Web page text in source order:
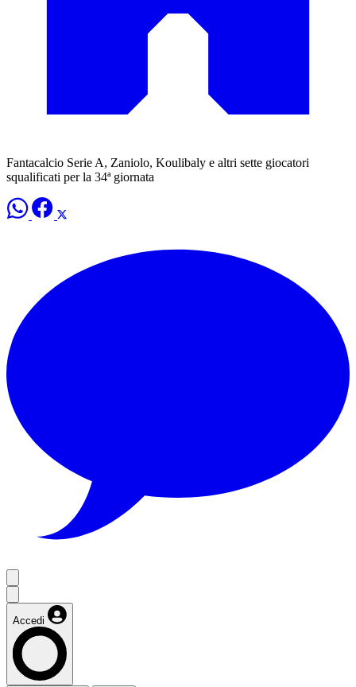
Fantacalcio Serie A, Zaniolo, Koulibaly e altri sette giocatori
squalificati per la 34ª giornata
Accedi